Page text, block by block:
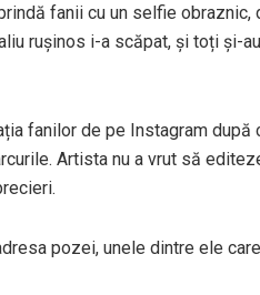
fanii cu un selfie
rușinos i-a scăpat, și toți și-
fanilor de pe Instagram
Artista nu a vrut să
pozei, unele dintre ele